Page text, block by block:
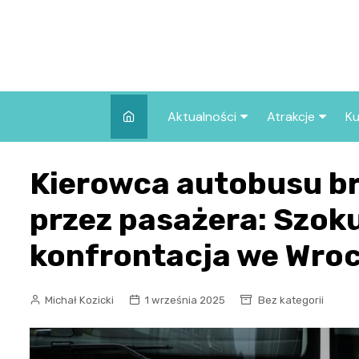
Aktualności
Wszystkie wpisy
Atrakcje
we Wrocławiu
Co warto
Wrocławiu?
Kierowca autobusu
przez pasażera:
konfrontacja we
Michał Kozicki 1 września 2025 Bez kategorii